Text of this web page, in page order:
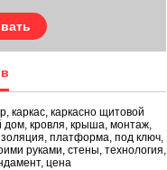
, каркас, каркасно щитовой
дом, кровля, крыша, монтаж,
, платформа, под ключ,
руками, стены, технология,
, цена